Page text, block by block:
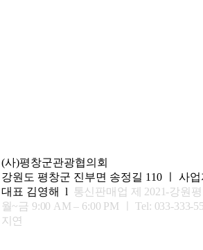
(사)평창군관광협의회
강원도 평창군 진부면 송정길 110 ㅣ 사업
대표 김영해 l 통신판매업 제 2021-강원
월~금 9:00 AM – 6:00 PM ㅣTel: 033-333-
지연